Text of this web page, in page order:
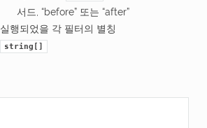
서드, “before” 또는 “after”
실행되었을 각 필터의 별칭
string[]